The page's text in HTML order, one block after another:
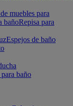
muebles para
bañoRepisa para
Espejos de baño
baño